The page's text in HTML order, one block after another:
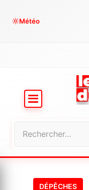
Météo
DÉPÊCHES